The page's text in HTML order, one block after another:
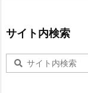
サイト内検索